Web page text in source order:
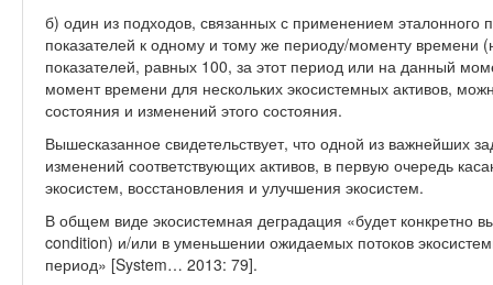
б) один из подходов, связанных с применением эталонного
показателей к одному и тому же периоду/моменту времени
показателей, равных 100, за этот период или на данный
момент времени для нескольких экосистемных активов,
состояния и изменений этого состояния.
Вышесказанное свидетельствует, что одной из важнейших
изменений соответствующих активов, в первую очередь
экосистем, восстановления и улучшения экосистем.
В общем виде экосистемная деградация «будет конкретно
condition) и/или в уменьшении ожидаемых потоков
период» [System… 2013: 79].